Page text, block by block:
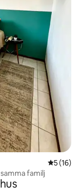
5 av 5 i
5 (16)
familj